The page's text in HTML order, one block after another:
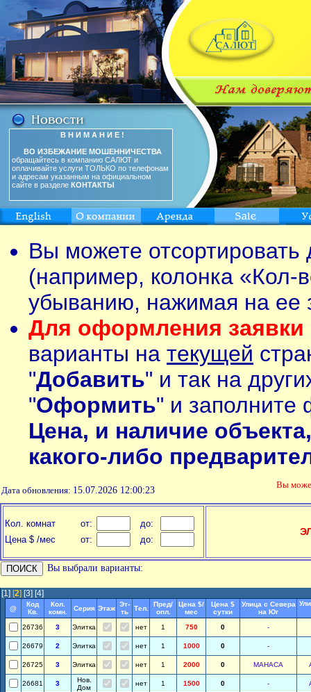
В Н И М А Н И Е !
ВО ИЗБЕЖАНИЕ МОШЕННИЧЕСТВА
обращайтесь в компанию САЛЮТ и
оплачивайте услуги ТОЛЬКО по телефонам
и адресам указанным на официальном
сайте в разделе КОНТАКТЫ
Вы можете
(например, колонка «Кол-
убыванию, нажимая на ее
Для оформления заявки
варианты на текущей
"Добавить" и так на
"Оформить" и заполните
Цена, и наличие
какого-либо
Дата обновления: 15.07.2026 12:00:23
Вы
Кол. комнат от:
до:
Цена $ /мес
от: до:
Вы выбрали варианты:
[1] [2] [3] [4]
@
Код
Кв.
Кол.
комн.
Серия Этаж
Эт-
ть
Тел.
Пред/
опл.
Цена $/
мес
Цена $
сутки
Улица с Севера
на Юг
26736 3 Элитка нет 1 750 0 -
26679 2 Элитка нет 1 1000 0 -
26725 3 Элитка нет 1 2000 0 МАНАСА
26681 3
Нов.
Дом
нет 1 1500 0 -